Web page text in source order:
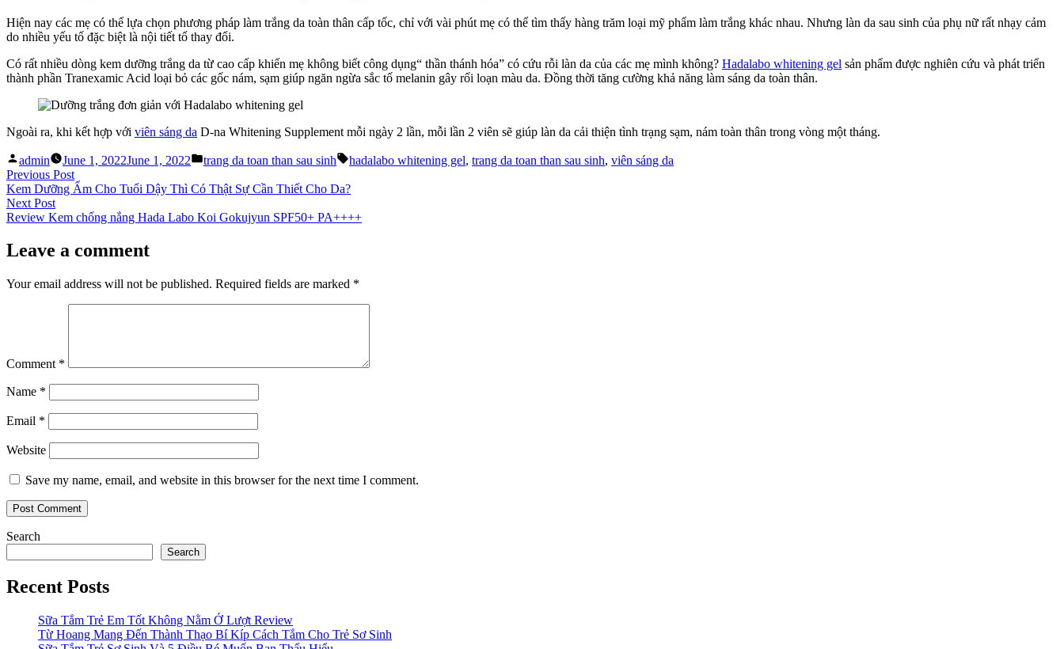
Hiện nay các mẹ có thể lựa chọn phương pháp làm trắng da toàn thân cấp tốc, chỉ với vài phút mẹ có thể tìm thấy hàng trăm loại mỹ phẩm làm trắng khác nhau. Nhưng làn da sau sinh của phụ nữ rất nhạy cảm
do nhiều yếu tố đặc biệt là nội tiết tố thay đổi.
Có rất nhiều dòng kem dưỡng trắng da từ cao cấp khiến mẹ không biết công dụng“ thần thánh hóa” có cứu rỗi làn da của các mẹ mình không? Hadalabo whitening gel sản phẩm được nghiên cứu và phát triển
thành phần Tranexamic Acid loại bỏ các gốc nám, sạm giúp ngăn ngừa sắc tố melanin gây rối loạn màu da. Đồng thời tăng cường khả năng làm sáng da toàn thân.
Ngoài ra, khi kết hợp với viên sáng da D-na Whitening Supplement mỗi ngày 2 lần, mỗi lần 2 viên sẽ giúp làn da cải thiện tình trạng sạm, nám toàn thân trong vòng một tháng.
Posted
by
admin June 1, 2022June 1, 2022
Posted
trang da toan than sau sinh Tags:
hadalabo whitening gel, trang da toan than sau sinh, viên sáng da
Post
navigation
Previous PostPrevious
post:
Kem Dưỡng Ẩm Cho Tuổi Dậy Thì Có Thật Sự Cần Thiết Cho Da?
Next PostNext
post:
Review Kem chống nắng Hada Labo Koi Gokujyun SPF50+ PA++++
Leave a comment
Your email address will not be published. Required fields are marked *
Comment *
Name *
Email *
Website
Save my name, email, and website in this browser for the next time I comment.
Search
Search
Recent Posts
Sữa Tắm Trẻ Em Tốt Không Nằm Ở Lượt Review
Từ Hoang Mang Đến Thành Thạo Bí Kíp Cách Tắm Cho Trẻ Sơ Sinh